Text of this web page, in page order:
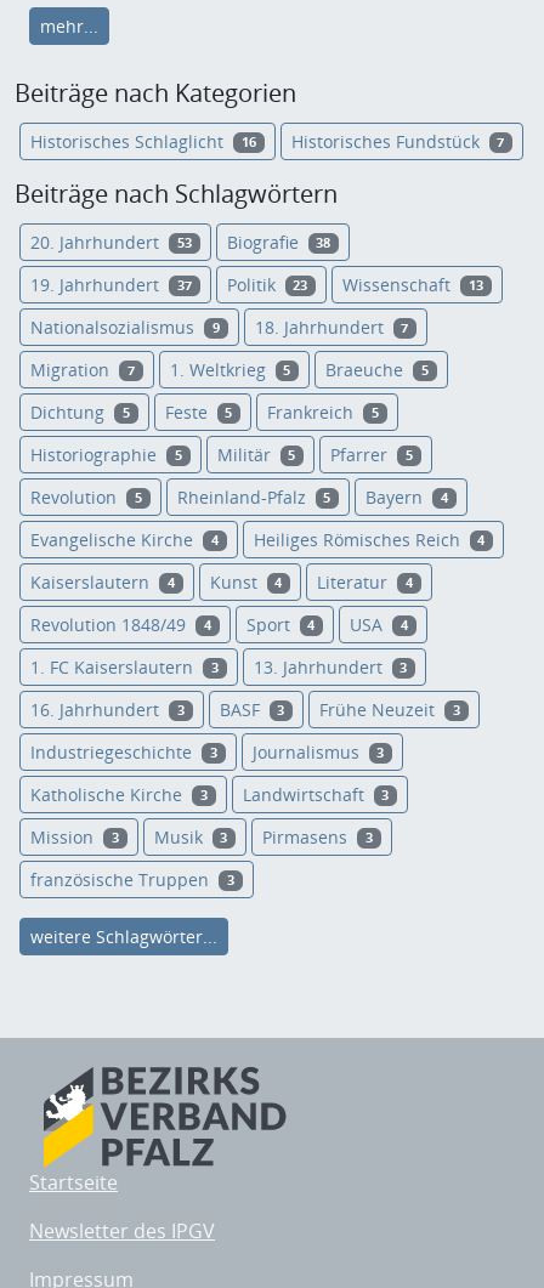
mehr...
Beiträge nach Kategorien
Historisches Schlaglicht 16 Historisches Fundstück 7
Beiträge nach Schlagwörtern
20. Jahrhundert 53 Biografie 38
19. Jahrhundert 37 Politik 23 Wissenschaft 13
Nationalsozialismus 9 18. Jahrhundert 7
Migration 7 1. Weltkrieg 5 Braeuche 5
Dichtung 5 Feste 5 Frankreich 5
Historiographie 5 Militär 5 Pfarrer 5
Revolution 5 Rheinland-Pfalz 5 Bayern 4
Evangelische Kirche 4 Heiliges Römisches Reich 4
Kaiserslautern 4 Kunst 4 Literatur 4
Revolution 1848/49 4 Sport 4 USA 4
1. FC Kaiserslautern 3 13. Jahrhundert 3
16. Jahrhundert 3 BASF 3 Frühe Neuzeit 3
Industriegeschichte 3 Journalismus 3
Katholische Kirche 3 Landwirtschaft 3
Mission 3 Musik 3 Pirmasens 3
französische Truppen 3
weitere Schlagwörter...
Startseite
Newsletter des IPGV
Impressum